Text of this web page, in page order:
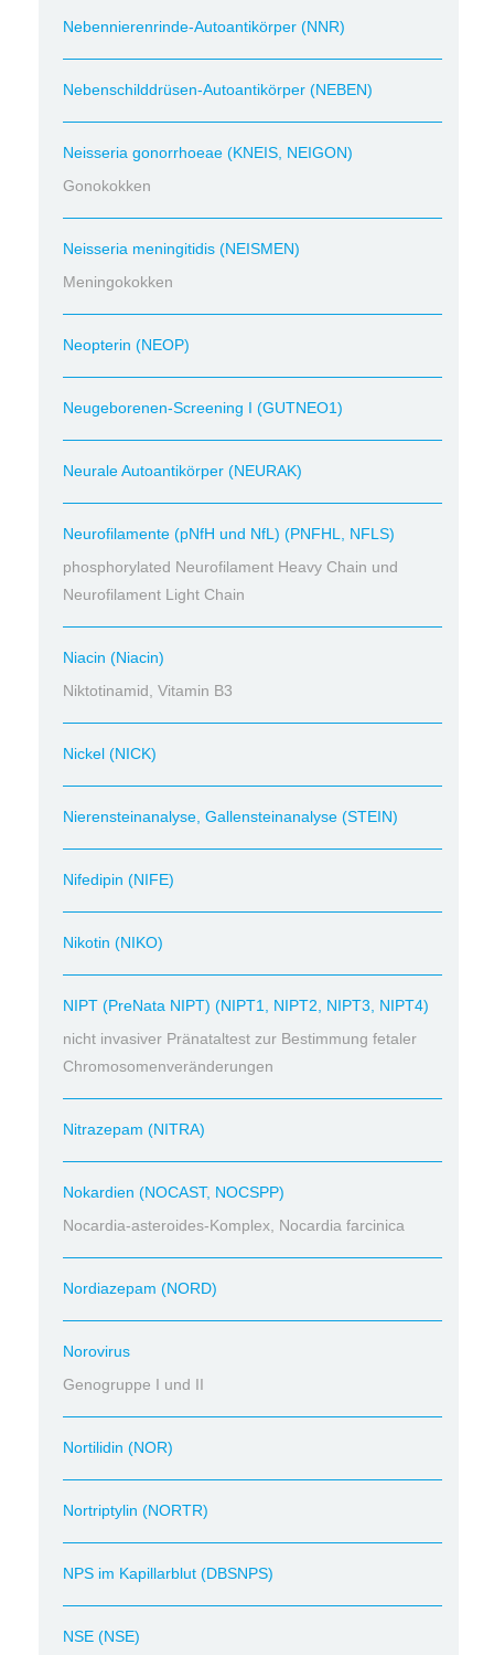
Nebennierenrinde-Autoantikörper (NNR)
Nebenschilddrüsen-Autoantikörper (NEBEN)
Neisseria gonorrhoeae (KNEIS, NEIGON)
Gonokokken
Neisseria meningitidis (NEISMEN)
Meningokokken
Neopterin (NEOP)
Neugeborenen-Screening I (GUTNEO1)
Neurale Autoantikörper (NEURAK)
Neurofilamente (pNfH und NfL) (PNFHL, NFLS)
phosphorylated Neurofilament Heavy Chain und
Neurofilament Light Chain
Niacin (Niacin)
Niktotinamid, Vitamin B3
Nickel (NICK)
Nierensteinanalyse, Gallensteinanalyse (STEIN)
Nifedipin (NIFE)
Nikotin (NIKO)
NIPT (PreNata NIPT) (NIPT1, NIPT2, NIPT3, NIPT4)
nicht invasiver Pränataltest zur Bestimmung fetaler
Chromosomenveränderungen
Nitrazepam (NITRA)
Nokardien (NOCAST, NOCSPP)
Nocardia-asteroides-Komplex, Nocardia farcinica
Nordiazepam (NORD)
Norovirus
Genogruppe I und II
Nortilidin (NOR)
Nortriptylin (NORTR)
NPS im Kapillarblut (DBSNPS)
NSE (NSE)